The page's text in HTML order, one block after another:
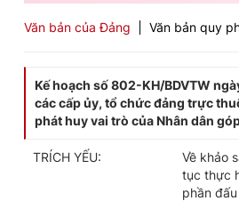
Văn bản của Đảng Văn bản quy
Kế hoạch số 802-KH/BDVTW
các cấp ủy, tổ chức đảng trực
phát huy vai trò của Nhân dân
TRÍCH YẾU:
Về khảo
tục thực
phần